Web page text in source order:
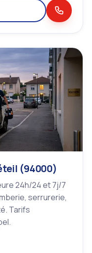
(94000)
24h/24 et 7j/7
serrurerie,
Tarifs